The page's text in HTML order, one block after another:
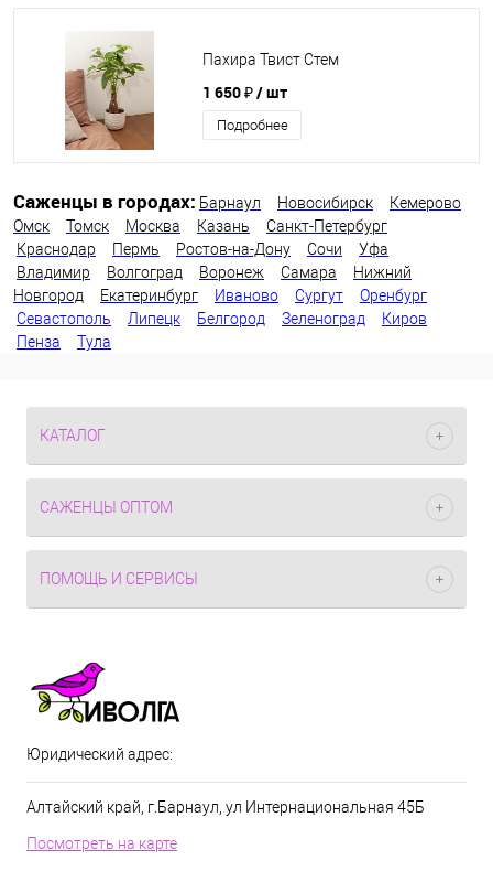
Пахира Твист Стем
1 650 ₽/ шт
Подробнее
Саженцы в городах: Барнаул Новосибирск
Кемерово
Омск
Томск Москва Казань
Санкт-Петербург
Краснодар
Пермь Ростов-на-Дону Сочи
Уфа
Владимир
Волгоград Воронеж Самара
Нижний
Новгород
Екатеринбург Иваново Сургут
Оренбург
Севастополь
Липецк Белгород Зеленоград
Киров
Пенза
Тула
КАТАЛОГ
САЖЕНЦЫ ОПТОМ
ПОМОЩЬ И СЕРВИСЫ
Юридический адрес:
Алтайский край, г.Барнаул, ул Интернациональная 45Б
Посмотреть на карте